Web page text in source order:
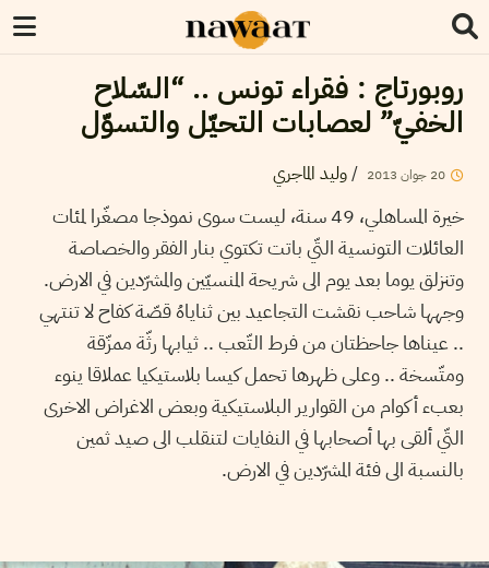
روبورتاج : فقراء تونس .. “السّلاح
الخفيّ” لعصابات التحيّل والتسوّل
20 جوان 2013
/وليد الماجري
خيرة المساهلي، 49 سنة، ليست سوى نموذجا مصغّرا لمئات
العائلات التونسية التّي باتت تكتوي بنار الفقر والخصاصة
وتنزلق يوما بعد يوم الى شريحة المنسيّين والمشرّدين في الارض.
وجهها شاحب نقشت التجاعيد بين ثناياهُ قصّة كفاح لا تنتهي
.. عيناها جاحظتان من فرط التّعب .. ثيابها رثّة ممزّقة
ومتّسخة .. وعلى ظهرها تحمل كيسا بلاستيكيا عملاقا ينوء
بعبء أكوام من القوارير البلاستيكية وبعض الاغراض الاخرى
التّي ألقى بها أصحابها في النفايات لتنقلب الى صيد ثمين
بالنسبة الى فئة المشرّدين في الارض.